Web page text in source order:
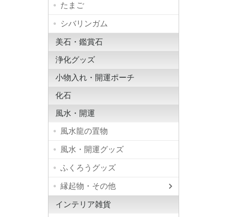
たまご
シバリンガム
美石・鑑賞石
浄化グッズ
小物入れ・開運ポーチ
化石
風水・開運
風水龍の置物
風水・開運グッズ
ふくろうグッズ
縁起物・その他
インテリア雑貨